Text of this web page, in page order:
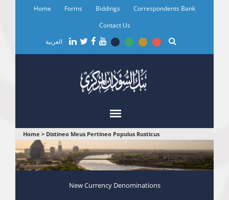
Home Forms Biddings
Correspondents Bank
Contact Us
العربية
You
are
here
Home > Distineo Meus Pertineo Populus Rusticus
New Currency Denominations